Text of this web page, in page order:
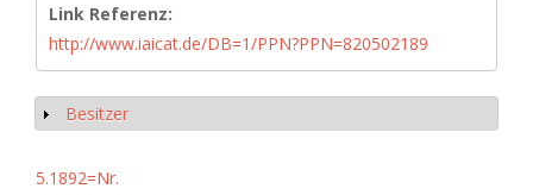
Link Referenz:
http://www.iaicat.de/DB=1/PPN?PPN=820502189
Show
Besitzer
5.1892=Nr.